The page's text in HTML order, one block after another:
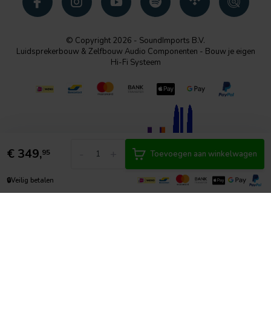
€ 349,95 Toevoegen aan winkelwagen
🔒Veilig betalen
© Copyright 2026 - SoundImports B.V.
Luidsprekerbouw & Zelfbouw Audio Componenten - Bouw je eigen
Hi-Fi Systeem